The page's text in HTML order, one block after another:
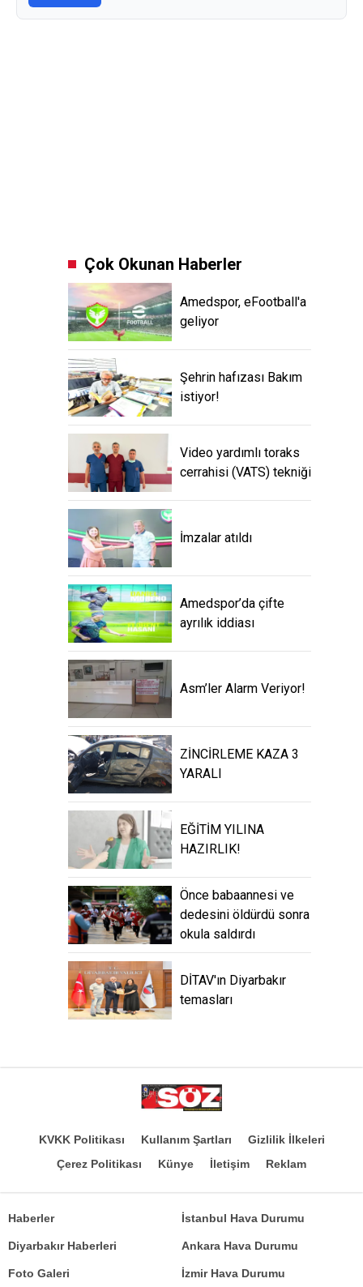
Çok Okunan Haberler
Amedspor, eFootball'a
geliyor
Şehrin hafızası Bakım
istiyor!
Video yardımlı toraks
cerrahisi (VATS) tekniği
İmzalar atıldı
Amedspor’da çifte
ayrılık iddiası
Asm’ler Alarm Veriyor!
ZİNCİRLEME KAZA 3
YARALI
EĞİTİM YILINA
HAZIRLIK!
Önce babaannesi ve
dedesini öldürdü sonra
okula saldırdı
DİTAV'ın Diyarbakır
temasları
KVKK Politikası Kullanım Şartları
Gizlilik İlkeleri
Çerez Politikası
Künye İletişim Reklam
Haberler
Diyarbakır Haberleri
Foto Galeri
İstanbul Hava Durumu
Ankara Hava Durumu
İzmir Hava Durumu